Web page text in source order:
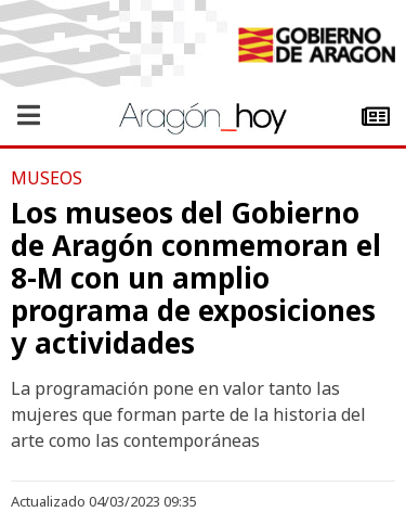
MUSEOS
Los museos del Gobierno
de Aragón conmemoran el
8-M con un amplio
programa de exposiciones
y actividades
La programación pone en valor tanto las
mujeres que forman parte de la historia del
arte como las contemporáneas
Actualizado 04/03/2023 09:35